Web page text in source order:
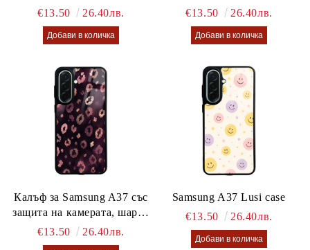
€13.50
26.40лв.
€13.50
26.40лв.
Калъф за Samsung A37 със
защита на камерата, шарен
калъф Lusi case
€13.50 26.40лв.
Samsung A37 Lusi case
€13.50
26.40лв.